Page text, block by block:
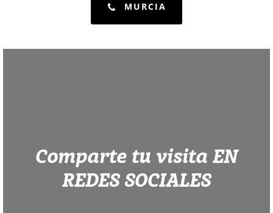
MURCIA
Comparte tu visita EN
REDES SOCIALES